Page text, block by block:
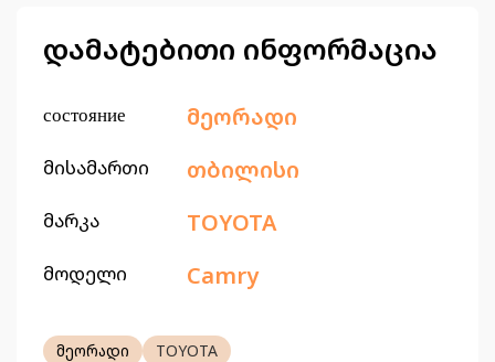
დამატებითი ინფორმაცია
состояние მეორადი
მისამართი თბილისი
მარკა TOYOTA
მოდელი Camry
მეორადი TOYOTA